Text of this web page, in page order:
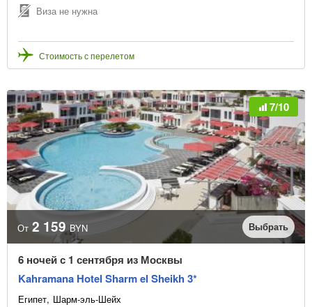
Виза не нужна
Стоимость с перелетом
7/10
От 2 159 BYN Выбрать
6 ночей с 1 сентября из Москвы
Kahramana Hotel Sharm el Sheikh 3*
Египет Шарм-эль-Шейх